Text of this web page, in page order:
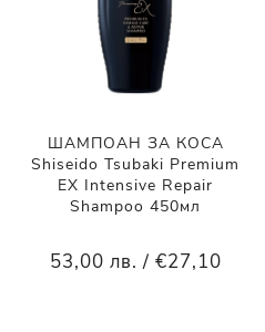
ШАМПОАН ЗА КОСА
Shiseido Tsubaki Premium
EX Intensive Repair
Shampoo 450мл
53,00 лв. / €27,10